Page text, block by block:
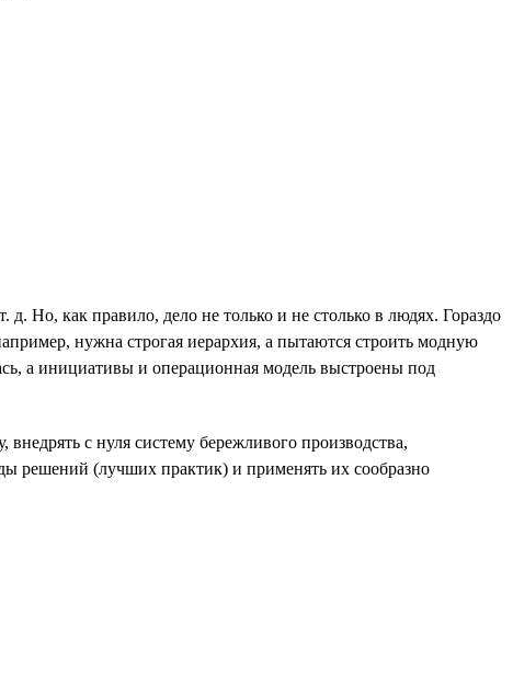
д. Но, как правило, дело не только и не столько в людях. Гораздо
нужна строгая иерархия, а пытаются строить модную
а инициативы и операционная модель выстроены под
с нуля систему бережливого производства,
решений (лучших практик) и применять их сообразно